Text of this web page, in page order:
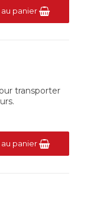
panier
transporter
panier